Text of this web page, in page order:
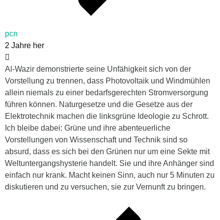
pcn
2 Jahre her
Al-Wazir demonstrierte seine Unfähigkeit sich von der
Vorstellung zu trennen, dass Photovoltaik und Windmühlen
allein niemals zu einer bedarfsgerechten Stromversorgung
führen können. Naturgesetze und die Gesetze aus der
Elektrotechnik machen die linksgrüne Ideologie zu Schrott.
Ich bleibe dabei: Grüne und ihre abenteuerliche
Vorstellungen von Wissenschaft und Technik sind so
absurd, dass es sich bei den Grünen nur um eine Sekte mit
Weltuntergangshysterie handelt. Sie und ihre Anhänger sind
einfach nur krank. Macht keinen Sinn, auch nur 5 Minuten zu
diskutieren und zu versuchen, sie zur Vernunft zu bringen.